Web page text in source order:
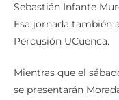
Sebastián Infante
Esa jornada también
Percusión UCuenca.
Mientras que el
se presentarán